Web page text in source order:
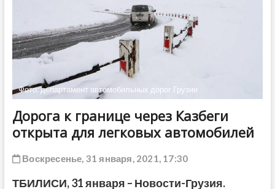
Фото: департамент автомобильных дорог Грузии
Дорога к границе через Казбеги
открыта для легковых автомобилей
Воскресенье, 31 января, 2021, 17:30
ТБИЛИСИ,31 января – Новости-Грузия.